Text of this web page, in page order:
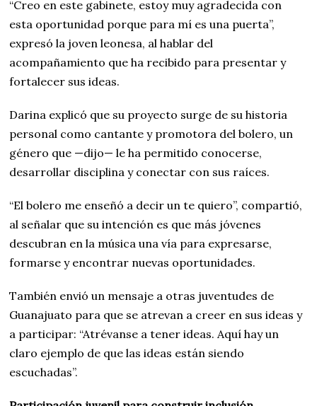
“Creo en este gabinete, estoy muy agradecida con
esta oportunidad porque para mí es una puerta”,
expresó la joven leonesa, al hablar del
acompañamiento que ha recibido para presentar y
fortalecer sus ideas.
Darina explicó que su proyecto surge de su historia
personal como cantante y promotora del bolero, un
género que —dijo— le ha permitido conocerse,
desarrollar disciplina y conectar con sus raíces.
“El bolero me enseñó a decir un te quiero”, compartió,
al señalar que su intención es que más jóvenes
descubran en la música una vía para expresarse,
formarse y encontrar nuevas oportunidades.
También envió un mensaje a otras juventudes de
Guanajuato para que se atrevan a creer en sus ideas y
a participar: “Atrévanse a tener ideas. Aquí hay un
claro ejemplo de que las ideas están siendo
escuchadas”.